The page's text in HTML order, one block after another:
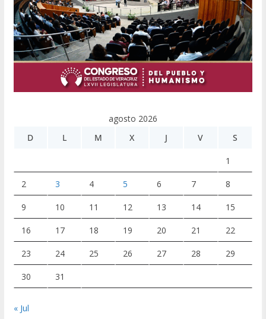
agosto 2026
D
L M X J V S
1
2 3 4 5 6 7 8
9 10 11 12 13 14 15
16 17 18 19 20 21 22
23 24 25 26 27 28 29
30 31
« Jul